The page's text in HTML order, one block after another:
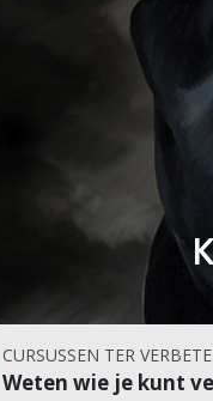
De
Een
CURSUSSEN TER
Weten wie je kunt